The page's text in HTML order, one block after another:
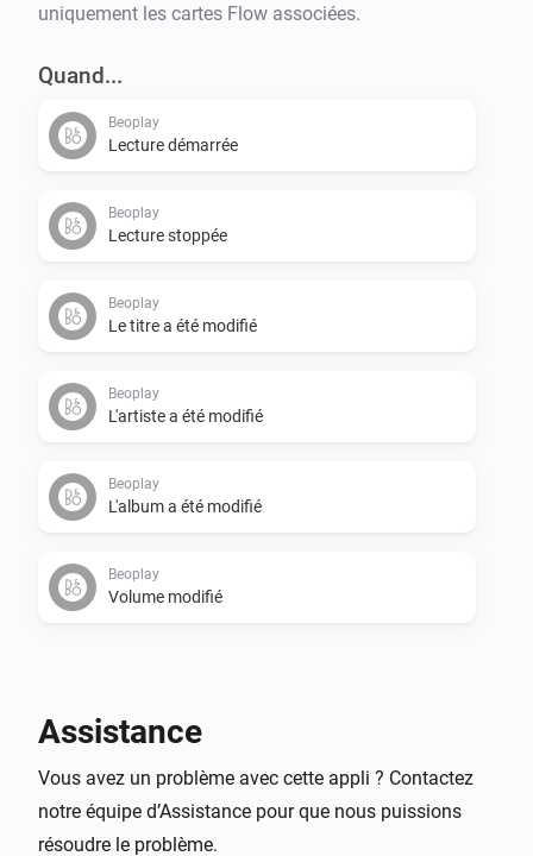
uniquement les cartes Flow associées.
Quand...
Beoplay
Lecture démarrée
Beoplay
Lecture stoppée
Beoplay
Le titre a été modifié
Beoplay
L'artiste a été modifié
Beoplay
L'album a été modifié
Beoplay
Volume modifié
Beoplay
Est en cours de lecture
Alors...
Assistance
Vous avez un problème avec cette appli ? Contactez
notre équipe d’Assistance pour que nous puissions
résoudre le problème.